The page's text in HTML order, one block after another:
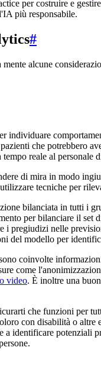
per costruire e
più responsabile.
#
mente alcune
individuare
che potrebbero
reale al personale
di mira in modo
tecniche per
bilanciata in tutti i
per bilanciare il set
i pregiudizi nelle
del modello per
coinvolte
come
video. È inoltre una
che funzioni per
con disabilità o
potenziali